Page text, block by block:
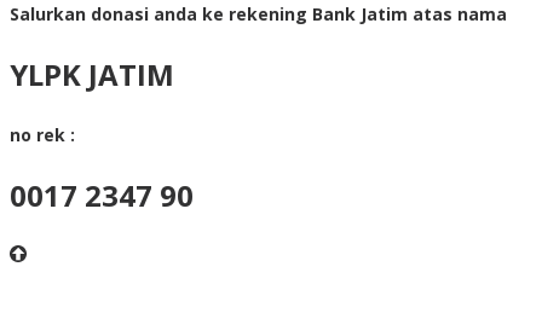
Salurkan donasi anda ke rekening Bank Jatim atas nama
YLPK JATIM
no rek :
0017 2347 90